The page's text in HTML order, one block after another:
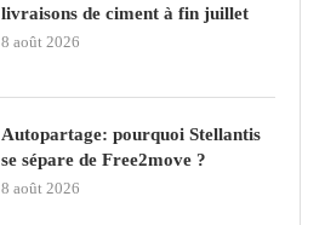
livraisons de ciment à fin juillet
8 août 2026
Autopartage: pourquoi Stellantis
se sépare de Free2move ?
8 août 2026